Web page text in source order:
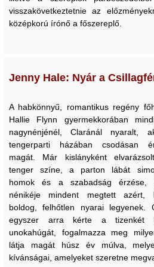
visszakövetkeztetnie az
középkorú írónő a főszereplő.
Jenny Hale: Nyár a
A habkönnyű, romantikus regény
Hallie Flynn gyermekkorában
nagynénjénél, Claránál nyaralt,
tengerparti házában csodásan
magát. Már kislányként
tenger színe, a parton lábát
homok és a szabadság érzése,
nénikéje mindent megtett azért,
boldog, felhőtlen nyarai legyenek.
egyszer arra kérte a tizenkét
unokahúgát, fogalmazza meg
látja magát húsz év múlva,
kívánságai, amelyeket szeretne